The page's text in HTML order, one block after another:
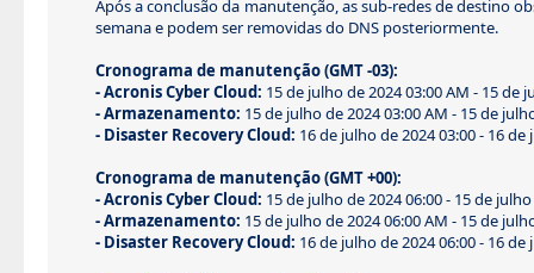
Após a conclusão da manutenção, as sub-redes de destino
semana e podem ser removidas do DNS posteriormente.
Cronograma de manutenção (GMT -03):
- Acronis Cyber Cloud: 15 de julho de 2024 03:00 AM - 15 de
- Armazenamento: 15 de julho de 2024 03:00 AM - 15 de
- Disaster Recovery Cloud: 16 de julho de 2024 03:00 - 16 de
Cronograma de manutenção (GMT +00):
- Acronis Cyber Cloud: 15 de julho de 2024 06:00 - 15 de
- Armazenamento: 15 de julho de 2024 06:00 AM - 15 de
- Disaster Recovery Cloud: 16 de julho de 2024 06:00 - 16 de